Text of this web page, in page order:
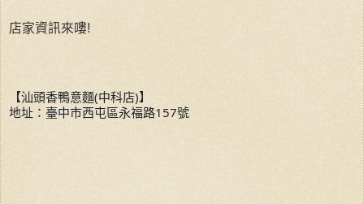
店家資訊來嘍!
【汕頭香鴨意麵(中科店)】
地址：臺中市西屯區永福路157號